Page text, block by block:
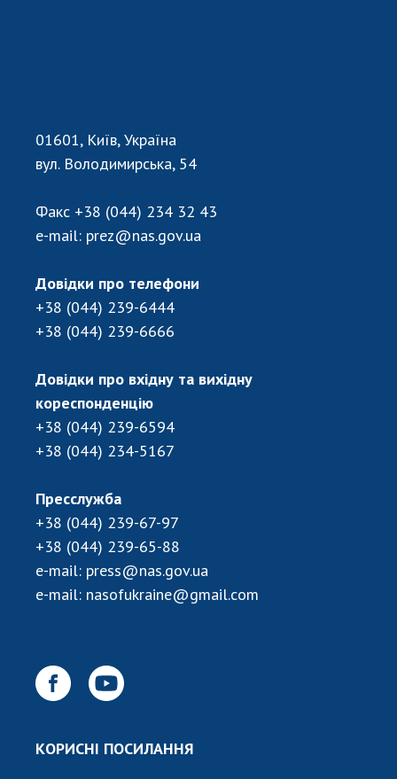
01601, Київ, Україна
вул. Володимирська, 54
Факс +38 (044) 234 32 43
e-mail: prez@nas.gov.ua
Довідки про телефони
+38 (044) 239-6444
+38 (044) 239-6666
Довідки про вхідну та вихідну
кореспонденцію
+38 (044) 239-6594
+38 (044) 234-5167
Пресслужба
+38 (044) 239-67-97
+38 (044) 239-65-88
e-mail: press@nas.gov.ua
e-mail: nasofukraine@gmail.com
КОРИСНІ ПОСИЛАННЯ